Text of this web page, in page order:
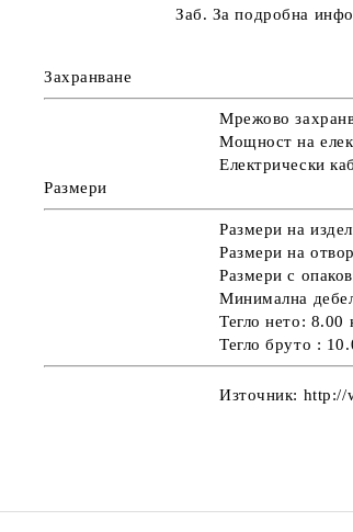
Заб. За подробна
Захранване
Мрежово
Мощностна
Електрически
Размери
Размери на
Размери на
Размери с
Минимална
Тегло нето: 8.00
Тегло бруто :
Източник: http://